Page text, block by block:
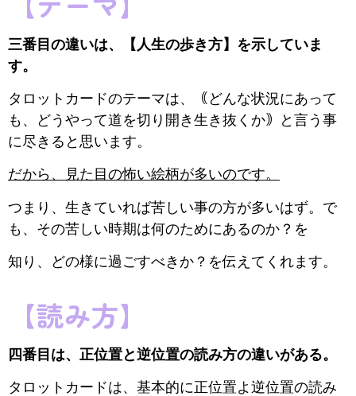
三番目の違いは、【人生の歩き方】を示していま
す。
タロットカードのテーマは、｟どんな状況にあって
も、どうやって道を切り開き生き抜くか｠と言う事
に尽きると思います。
だから、見た目の怖い絵柄が多いのです。
つまり、生きていれば苦しい事の方が多いはず。で
も、その苦しい時期は何のためにあるのか？を
知り、どの様に過ごすべきか？を伝えてくれます。
【読み方】
四番目は、正位置と逆位置の読み方の違いがある。
タロットカードは、基本的に正位置よ逆位置の読み